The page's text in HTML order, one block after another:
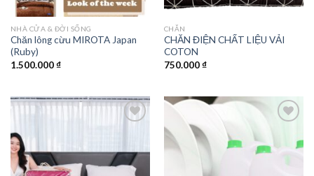
NHÀ CỬA & ĐỜI SỐNG
Chăn lông cừu MIROTA Japan
(Ruby)
1.500.000₫
CHĂN
CHĂN ĐIỆN CHẤT LIỆU VẢI
COTON
750.000₫
Add to
wishlist
Add to
wishlist